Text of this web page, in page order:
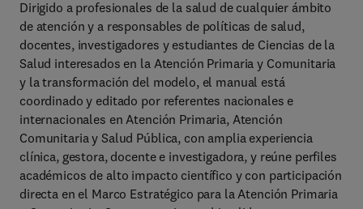
Dirigido a profesionales de la salud de cualquier ámbito
de atención y a responsables de políticas de salud,
docentes, investigadores y estudiantes de Ciencias de la
Salud interesados en la Atención Primaria y Comunitaria
y la transformación del modelo, el manual está
coordinado y editado por referentes nacionales e
internacionales en Atención Primaria, Atención
Comunitaria y Salud Pública, con amplia experiencia
clínica, gestora, docente e investigadora, y reúne perfiles
académicos de alto impacto científico y con participación
directa en el Marco Estratégico para la Atención Primaria